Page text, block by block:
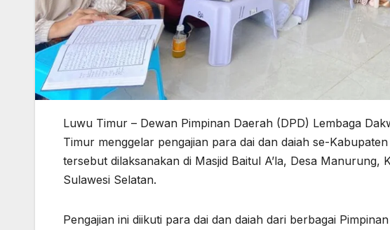
Luwu Timur – Dewan Pimpinan Daerah (DPD) Lembaga
Timur menggelar pengajian para dai dan daiah se-
tersebut dilaksanakan di Masjid Baitul A’la, Desa
Sulawesi Selatan.
Pengajian ini diikuti para dai dan daiah dari berbagai